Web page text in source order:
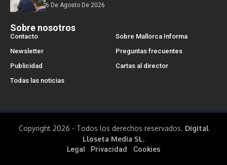
6 De Agosto De 2026
Sobre nosotros
Contacto
Sobre Mallorca Informa
Newsletter
Preguntas frecuentes
Publicidad
Cartas al director
Todas las noticias
Copyright 2026 - Todos los derechos reservados. Digital
Lloseta Media SL.
Legal Privacidad Cookies